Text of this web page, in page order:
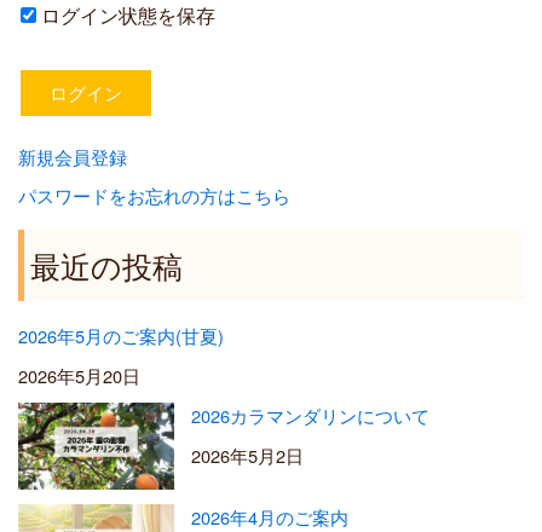
ログイン状態を保存
新規会員登録
パスワードをお忘れの方はこちら
最近の投稿
2026年5月のご案内(甘夏)
2026年5月20日
2026カラマンダリンについて
2026年5月2日
2026年4月のご案内